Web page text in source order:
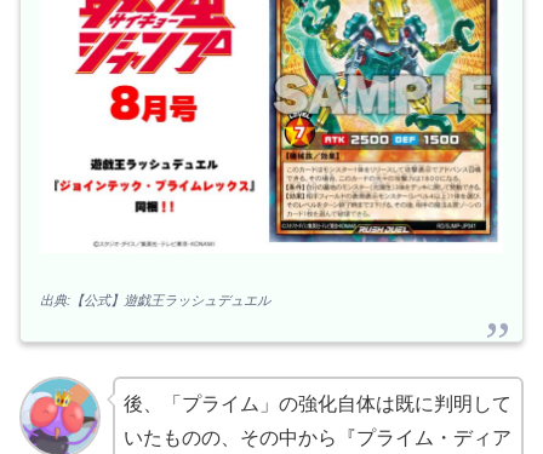
出典:【公式】遊戯王ラッシュデュエル
後、「プライム」の強化自体は既に判明して
いたものの、その中から『プライム・ディア